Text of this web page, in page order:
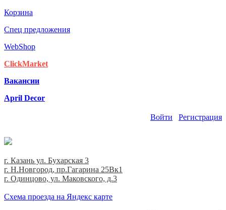
Корзина
Спец предложения
WebShop
ClickMarket
Вакансии
April Decor
Войти Регистрация
г. Казань ул. Бухарская 3
г. Н.Новгород, пр.Гагарина 25Вк1
г. Одинцово, ул. Маковского, д.3
Cхема проезда на Яндекс карте